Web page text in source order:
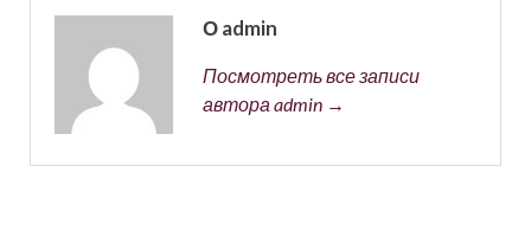
О admin
Посмотреть все записи
автора admin →